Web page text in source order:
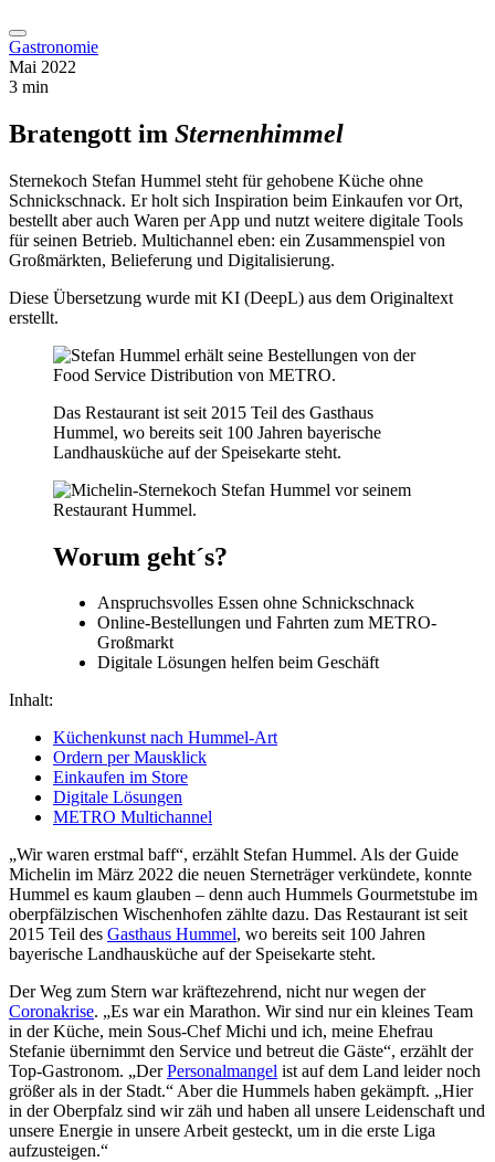
Gastronomie
Mai 2022
3 min
Bratengott im Sternenhimmel
Sternekoch Stefan Hummel steht für gehobene Küche ohne
Schnickschnack. Er holt sich Inspiration beim Einkaufen vor Ort,
bestellt aber auch Waren per App und nutzt weitere digitale Tools
für seinen Betrieb. Multichannel eben: ein Zusammenspiel von
Großmärkten, Belieferung und Digitalisierung.
Diese Übersetzung wurde mit KI (DeepL) aus dem Originaltext
erstellt.
Das Restaurant ist seit 2015 Teil des Gasthaus
Hummel, wo bereits seit 100 Jahren bayerische
Landhausküche auf der Speisekarte steht.
Worum geht´s?
Anspruchsvolles Essen ohne Schnickschnack
Online-Bestellungen und Fahrten zum METRO-
Großmarkt
Digitale Lösungen helfen beim Geschäft
Inhalt:
Küchenkunst nach Hummel-Art
Ordern per Mausklick
Einkaufen im Store
Digitale Lösungen
METRO Multichannel
„Wir waren erstmal baff“, erzählt Stefan Hummel. Als der Guide
Michelin im März 2022 die neuen Sterneträger verkündete, konnte
Hummel es kaum glauben – denn auch Hummels Gourmetstube im
oberpfälzischen Wischenhofen zählte dazu. Das Restaurant ist seit
2015 Teil des Gasthaus Hummel, wo bereits seit 100 Jahren
bayerische Landhausküche auf der Speisekarte steht.
Der Weg zum Stern war kräftezehrend, nicht nur wegen der
Coronakrise. „Es war ein Marathon. Wir sind nur ein kleines Team
in der Küche, mein Sous-Chef Michi und ich, meine Ehefrau
Stefanie übernimmt den Service und betreut die Gäste“, erzählt der
Top-Gastronom. „DerPersonalmangel ist auf dem Land leider noch
größer als in der Stadt.“ Aber die Hummels haben gekämpft. „Hier
in der Oberpfalz sind wir zäh und haben all unsere Leidenschaft und
unsere Energie in unsere Arbeit gesteckt, um in die erste Liga
aufzusteigen.“